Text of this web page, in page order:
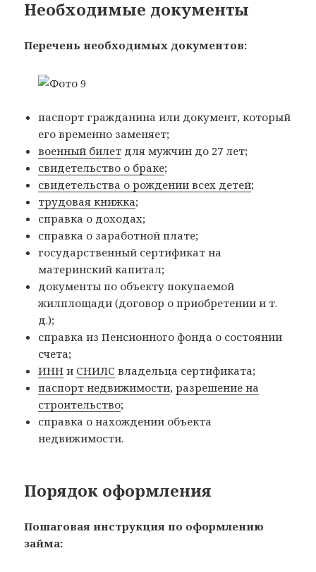
Необходимые документы
Перечень необходимых документов:
паспорт гражданина или документ, который
его временно заменяет;
военный билет для мужчин до 27 лет;
свидетельство о браке;
свидетельства о рождении всех детей;
трудовая книжка;
справка о доходах;
справка о заработной плате;
государственный сертификат на
материнский капитал;
документы по объекту покупаемой
жилплощади (договор о приобретении и т.
д.);
справка из Пенсионного фонда о состоянии
счета;
ИНН и СНИЛС владельца сертификата;
паспорт недвижимости,разрешение на
строительство;
справка о нахождении объекта
недвижимости.
Порядок оформления
Пошаговая инструкция по оформлению
займа: